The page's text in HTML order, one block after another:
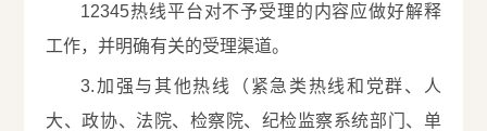
12345热线平台对不予受理的内容应做好解释
工作，并明确有关的受理渠道。
3.加强与其他热线（紧急类热线和党群、人
大、政协、法院、检察院、纪检监察系统部门、单